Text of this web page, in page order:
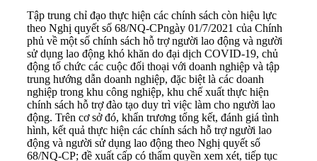
Tập trung chỉ đạo thực hiện các chính sách còn hiệu lực
theo Nghị quyết số 68/NQ-CPngày 01/7/2021 của Chính
phủ về một số chính sách hỗ trợ người lao động và người
sử dụng lao động khó khăn do đại dịch COVID-19, chủ
động tổ chức các cuộc đối thoại với doanh nghiệp và tập
trung hướng dẫn doanh nghiệp, đặc biệt là các doanh
nghiệp trong khu công nghiệp, khu chế xuất thực hiện
chính sách hỗ trợ đào tạo duy trì việc làm cho người lao
động. Trên cơ sở đó, khẩn trương tổng kết, đánh giá tình
hình, kết quả thực hiện các chính sách hỗ trợ người lao
động và người sử dụng lao động theo Nghị quyết số
68/NQ-CP; đề xuất cấp có thẩm quyền xem xét, tiếp tục